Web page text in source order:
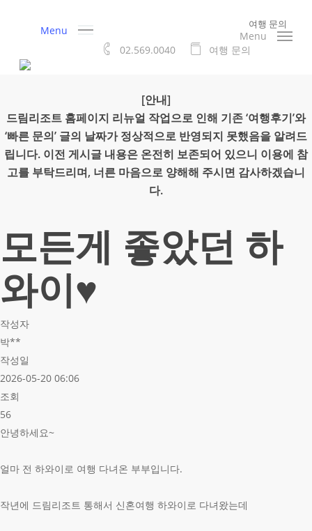
content
Menu 여행 문의
Menu
02.569.0040
여행 문의
[안내]
드림리조트 홈페이지 리뉴얼 작업으로 인해 기존 ‘여행후기’와
‘빠른 문의’ 글의 날짜가 정상적으로 반영되지 못했음을 알려드
립니다. 이전 게시글 내용은 온전히 보존되어 있으니 이용에 참
고를 부탁드리며, 너른 마음으로 양해해 주시면 감사하겠습니
다.
모든게 좋았던 하
와이♥
작성자
박**
작성일
2026-05-20 06:06
조회
56
안녕하세요~
얼마 전 하와이로 여행 다녀온 부부입니다.
작년에 드림리조트 통해서 신혼여행 하와이로 다녀왔는데